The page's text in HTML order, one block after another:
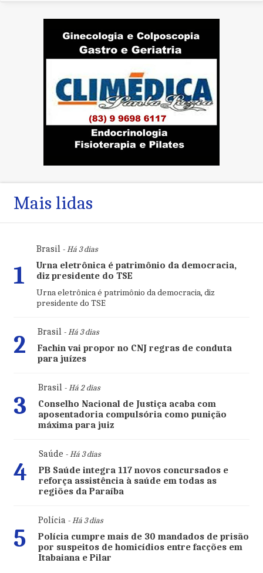
Mais lidas
1
Brasil- Há 3 dias
Urna eletrônica é patrimônio da democracia,
diz presidente do TSE
Urna eletrônica é patrimônio da democracia, diz
presidente do TSE
2 Brasil- Há 3 dias
Fachin vai propor no CNJ regras de conduta
para juízes
3
Brasil- Há 2 dias
Conselho Nacional de Justiça acaba com
aposentadoria compulsória como punição
máxima para juiz
4
Saúde - Há 3 dias
PB Saúde integra 117 novos concursados e
reforça assistência à saúde em todas as
regiões da Paraíba
5
Polícia- Há 3 dias
Polícia cumpre mais de 30 mandados de prisão
por suspeitos de homicídios entre facções em
Itabaiana e Pilar